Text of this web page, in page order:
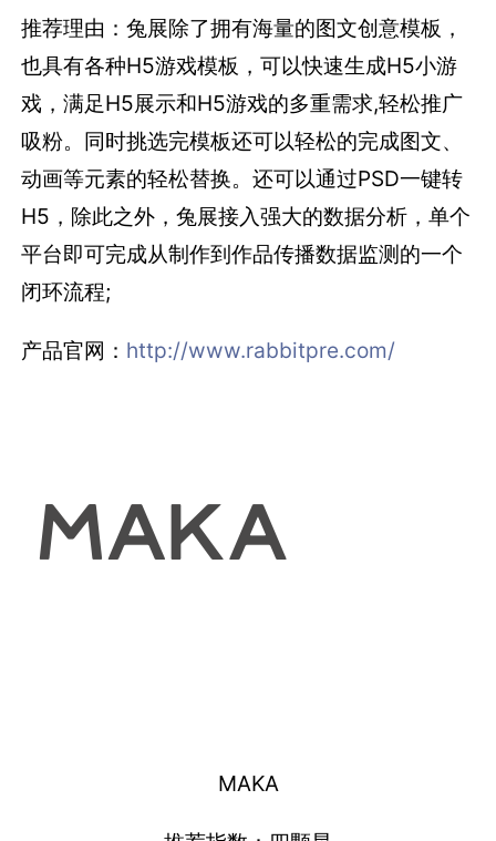
推荐理由：兔展除了拥有海量的图文创意模板，
也具有各种H5游戏模板，可以快速生成H5小游
戏，满足H5展示和H5游戏的多重需求,轻松推广
吸粉。同时挑选完模板还可以轻松的完成图文、
动画等元素的轻松替换。还可以通过PSD一键转
H5，除此之外，兔展接入强大的数据分析，单个
平台即可完成从制作到作品传播数据监测的一个
闭环流程;
产品官网： http://www.rabbitpre.com/
MAKA